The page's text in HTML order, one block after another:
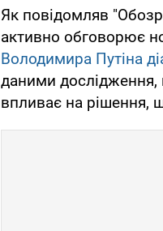
Як повідомляв
активно обговорює
Володимира Путіна
даними дослідження,
впливає на рішення,